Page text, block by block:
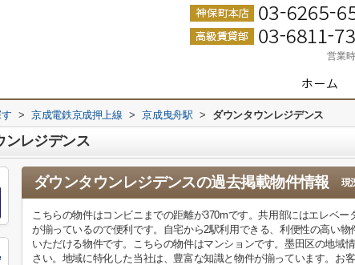
営業
> 京成電鉄京成押上線 > 京成曳舟駅 > ダウンタウンレジデンス
ンレジデンス
ダウンタウンレジデンスの過去掲載物件情報 現
こちらの物件はコンビニまでの距離が370mです。共用部にはエレベ
が揃っているので便利です。自宅から2駅利用できる、利便性の高い
いただける物件です。こちらの物件はマンションです。墨田区の地域
さい。地域に特化した当社は、豊富な知識と物件が揃っています。お